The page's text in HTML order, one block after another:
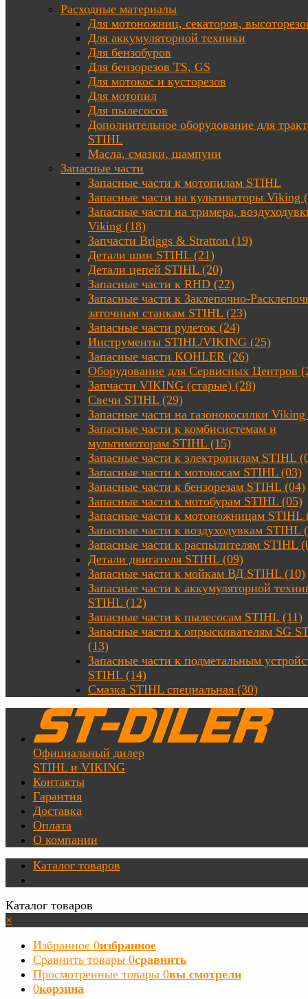
Расходные материалы
Для мотоножниц, секаторов,
Для аккумуляторной техники
Для бензобуров
Для бензорезов TS, GS
Для мотокос и кусторезов
Для мотопил
Для пылесосов
Дополнительное оборудование для
STIHL
Масла, смазки, шампуни
Запасные части
Запасные части к мотопилам STIHL
Запасные части на культиваторы Viking
Запасные части на тримера,
Viking (18)
Запчасти Briggs & Stratton (19)
Детали шин STIHL (21)
Детали цепей STIHL (20)
Запасные части к RHD (22)
Запасные части к Заклепочно-
заточным станкам STIHL (23)
Запасные части рулеток (24)
Инструменты STIHL/VIKING (25)
Запасные части KOHLER (26)
Оборудование для Сервисных Центров
Запчасти VIKING (старые) (28)
Свечи STIHL (29)
Запасные части на газонокосилки
Запасные части к комбисистемам и
мультимоторам STIHL (15)
Запасные части к электропилам STIHL
Запасные части к мотокосам STIHL (03)
Запасные части к бензорезам STIHL (04)
Запасные части к мотобурам STIHL (05)
Запасные части к мотоножницам STIHL
Запасные части к воздуходувкам STIHL
Запасные части к распылителям STIHL
Детали двигателя STIHL (09)
Запасные части к мойкам ВД STIHL (10)
Запасные части к аккумуляторной
STIHL (12)
Запасные части к пылесосам STIHL (11)
Запасные части к опрыскивателям SG
(13)
Запасные части к подметальным
STIHL (14)
Смазка STIHL специальная (30)
Официальный дилер
STIHL и VIKING
Контакты
Гарантия
Доставка
Оплата
О компании
Каталог товаров
Каталог товаров
×
Избранное 0избранное
Сравнить товары 0сравнить
Просмотренные товары 0вы смотрели
0корзина